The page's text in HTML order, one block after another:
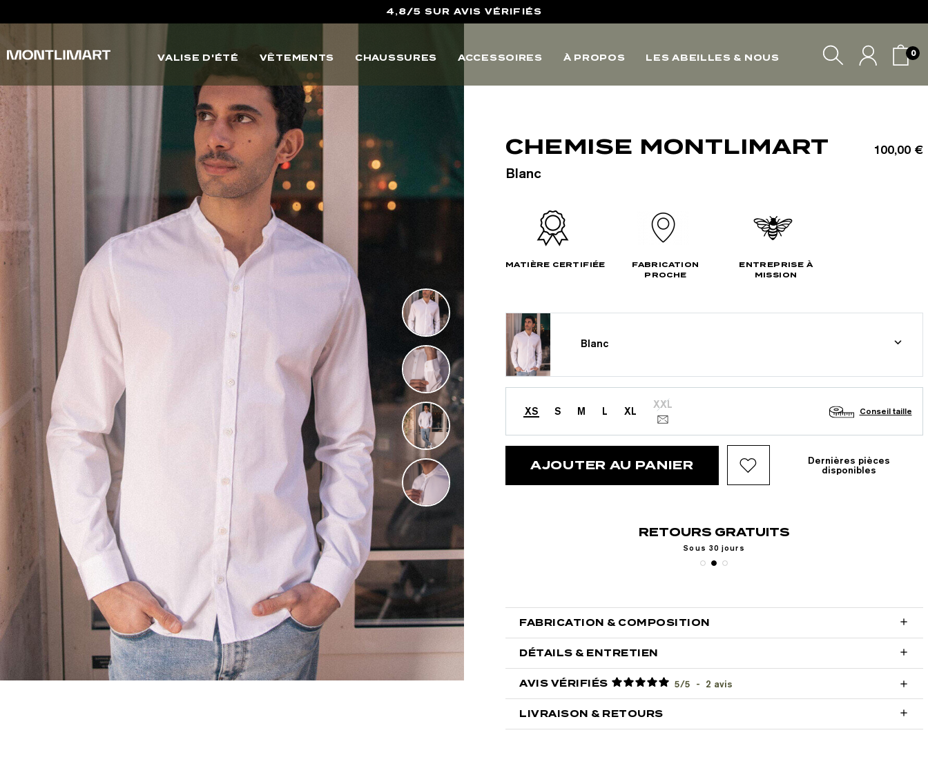
10% OFFERTS SUR VOTRE PREMIERE COMMANDE*
4,8/5 SUR AVIS VÉRIFIÉS
VALISE D'ÉTÉ VÊTEMENTS CHAUSSURES ACCESSOIRES À PROPOS LES ABEILLES & NOUS 0
CHEMISE MONTLIMART
Blanc
100,00 €
MATIÈRE CERTIFIÉE
FABRICATION
PROCHE
ENTREPRISE À
MISSION
Blanc
XS S M L XL XXL
Conseil taille
AJOUTER AU PANIER Dernières pièces
disponibles
LIVRAISON OFFERTE
en France métropolitaine
RETOURS GRATUITS
Sous 30 jours
FABRICATION & COMPOSITION 
DÉTAILS & ENTRETIEN 
AVIS VÉRIFIÉS 5/5 - 2 avis 
LIVRAISON & RETOURS 